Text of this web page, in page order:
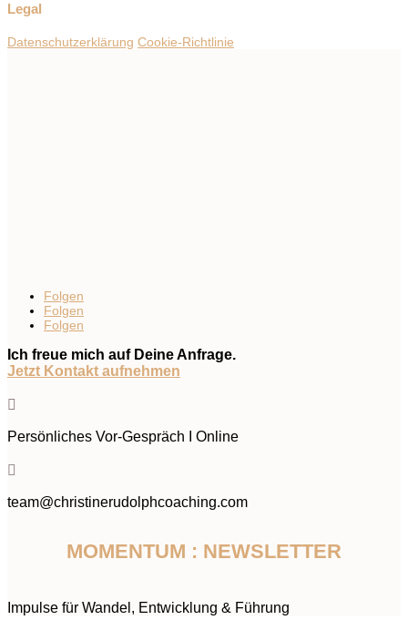
Legal
Datenschutzerklärung Cookie-Richtlinie
Folgen
Folgen
Folgen
Ich freue mich auf Deine Anfrage.
Jetzt Kontakt aufnehmen

Persönliches Vor-Gespräch I Online

team@christinerudolphcoaching.com
MOMENTUM : NEWSLETTER
Impulse für Wandel, Entwicklung & Führung